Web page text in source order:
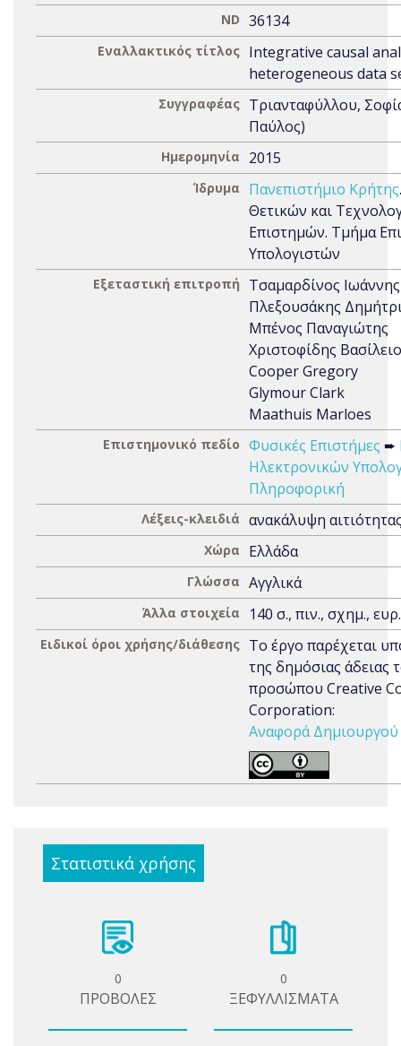
ND 36134
Εναλλακτικός τίτλος Integrative causal
heterogeneous data
Συγγραφέας Τριανταφύλλου,
Παύλος)
Ημερομηνία 2015
Ίδρυμα Πανεπιστήμιο Κρήτης
Θετικών και
Επιστημών. Τμήμα
Υπολογιστών
Εξεταστική επιτροπή
Τσαμαρδίνος Ιωάννης
Πλεξουσάκης
Μπένος Παναγιώτης
Χριστοφίδης
Cooper Gregory
Glymour Clark
Maathuis Marloes
Επιστημονικό πεδίο Φυσικές Επιστήμες ➨
Ηλεκτρονικών
Πληροφορική
Λέξεις-κλειδιά ανακάλυψη
Χώρα Ελλάδα
Γλώσσα Αγγλικά
Άλλα στοιχεία 140 σ., πιν., σχημ., ευρ.
Ειδικοί όροι χρήσης/διάθεσης Το έργο παρέχεται
της δημόσιας άδειας
προσώπου Creative
Corporation:
Αναφορά Δημιουργού
Στατιστικά χρήσης
0
ΠΡΟΒΟΛΕΣ
0
ΞΕΦΥΛΛΙΣΜΑΤΑ